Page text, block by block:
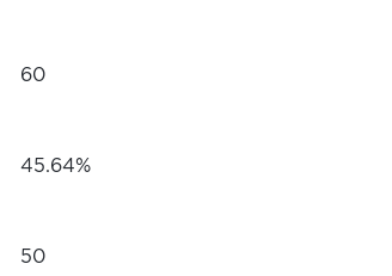
60
45.64%
50